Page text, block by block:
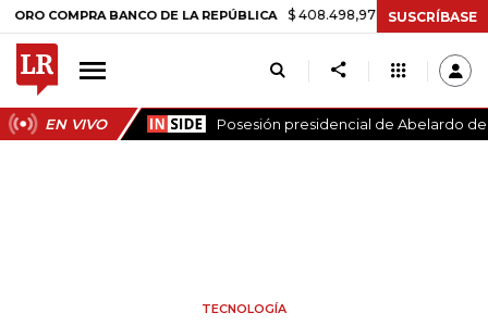
BANCO DE LA REPÚBLICA $ 408.498,97 +$ 8.753,81 +2,19%
SUSCRÍBASE
EN VIVO Posesión presidencial de Abelardo de
TECNOLOGÍA